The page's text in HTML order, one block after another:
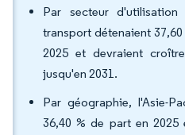
Par secteur
transport détenaient
2025 et devraient
jusqu'en 2031.
Par géographie, l'Asie-
36,40 % de part en